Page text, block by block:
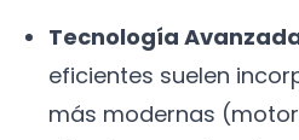
Tecnología
eficientes suelen
más modernas